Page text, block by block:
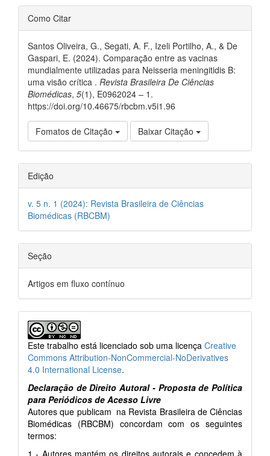
Detalhes
do
artigo
Como Citar
Santos Oliveira, G., Segati, A. F., Izeli Portilho, A., & De
Gaspari, E. (2024). Comparação entre as vacinas
mundialmente utilizadas para Neisseria meningitidis B:
uma visão crítica . Revista Brasileira De Ciências
Biomédicas, 5(1), E0962024 – 1.
https://doi.org/10.46675/rbcbm.v5i1.96
Fomatos de Citação Baixar Citação
Edição
v. 5 n. 1 (2024): Revista Brasileira de Ciências
Biomédicas (RBCBM)
Seção
Artigos em fluxo contínuo
Este trabalho está licenciado sob uma licença Creative
Commons Attribution-NonCommercial-NoDerivatives
4.0 International License.
Declaração de Direito Autoral - Proposta de Política
para Periódicos de Acesso Livre
Autores que publicam na Revista Brasileira de Ciências
Biomédicas (RBCBM) concordam com os seguintes
termos:
1 - Autores mantém os direitos autorais e concedem à